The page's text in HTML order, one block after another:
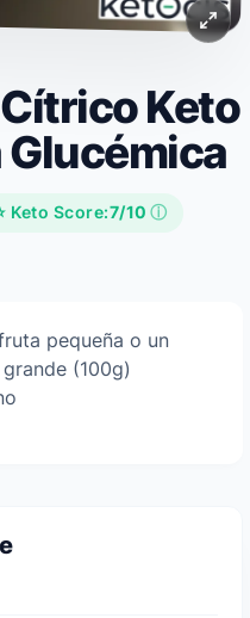
Keto
Glucémica
Keto Score:7/10 ⓘ
pequeña o un
(100g)